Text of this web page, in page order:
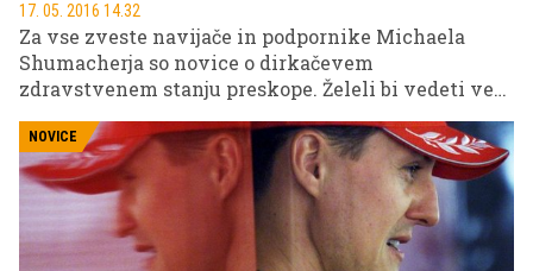
17. 05. 2016 14.32
Za vse zveste navijače in podpornike Michaela
Shumacherja so novice o dirkačevem
zdravstvenem stanju preskope. Želeli bi vedeti več,
spregovoril nekdanji direktor Ferrarija Luca di
Montezelomolo.
NOVICE